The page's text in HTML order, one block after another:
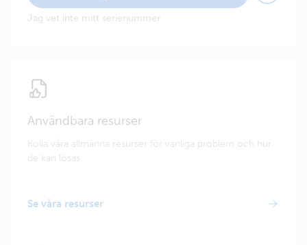
Jag vet inte mitt serienummer
Användbara resurser
Kolla våra allmänna resurser för vanliga problem och hur
de kan lösas.
Se våra resurser